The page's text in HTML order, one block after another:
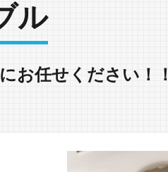
ル
にお任せください！！